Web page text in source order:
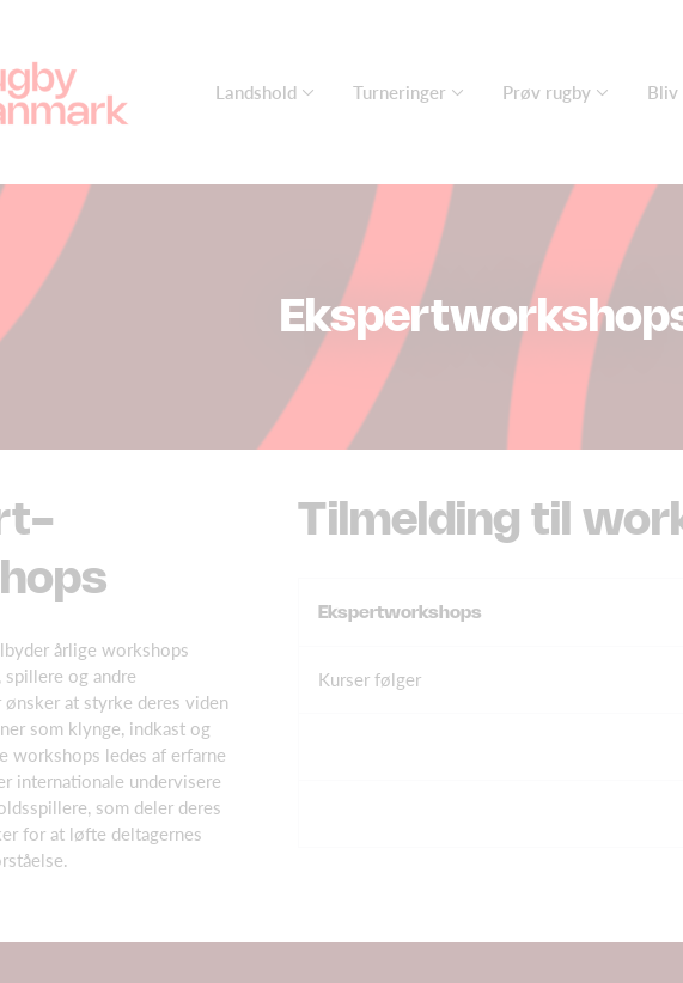
Landshold Turneringer Prøv rugby Bliv
årlige workshops
og andre
ønsker at styrke deres viden
som klynge, indkast og
workshops ledes af erfarne
internationale undervisere
som deler deres
for at løfte deltagernes
Tilmelding til
Ekspertworkshops
Kurser følger